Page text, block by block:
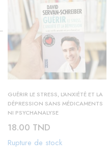
GUÉRIR LE STRESS, L’ANXIÉTÉ ET LA
DÉPRESSION SANS MÉDICAMENTS
NI PSYCHANALYSE
18.00 TND
Rupture de stock